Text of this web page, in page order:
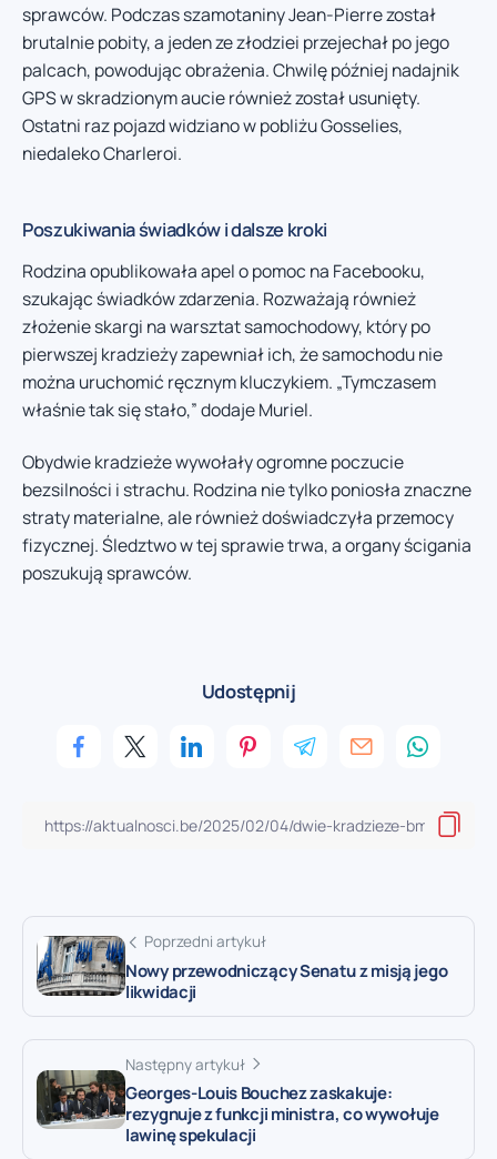
sprawców. Podczas szamotaniny Jean-Pierre został
brutalnie pobity, a jeden ze złodziei przejechał po jego
palcach, powodując obrażenia. Chwilę później nadajnik
GPS w skradzionym aucie również został usunięty.
Ostatni raz pojazd widziano w pobliżu Gosselies,
niedaleko Charleroi.
Poszukiwania świadków i dalsze kroki
Rodzina opublikowała apel o pomoc na Facebooku,
szukając świadków zdarzenia. Rozważają również
złożenie skargi na warsztat samochodowy, który po
pierwszej kradzieży zapewniał ich, że samochodu nie
można uruchomić ręcznym kluczykiem. „Tymczasem
właśnie tak się stało,” dodaje Muriel.
Obydwie kradzieże wywołały ogromne poczucie
bezsilności i strachu. Rodzina nie tylko poniosła znaczne
straty materialne, ale również doświadczyła przemocy
fizycznej. Śledztwo w tej sprawie trwa, a organy ścigania
poszukują sprawców.
Udostępnij
Poprzedni artykuł
Nowy przewodniczący Senatu z misją jego
likwidacji
Następny artykuł
Georges-Louis Bouchez zaskakuje:
rezygnuje z funkcji ministra, co wywołuje
lawinę spekulacji